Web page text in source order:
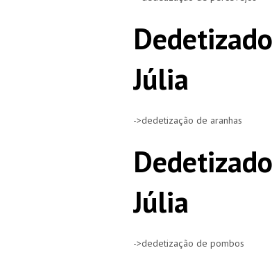
Júlia
->dedetização de aranhas
Júlia
->dedetização de pombos